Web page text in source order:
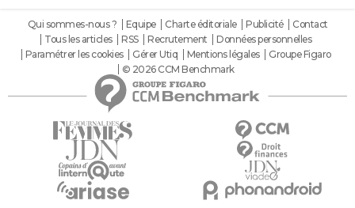
Qui sommes-nous ? Equipe Charte éditoriale Publicité
Contact
Tous les articles
RSS Recrutement
Données personnelles
Paramétrer les cookies
Gérer Utiq Mentions légales
Groupe Figaro
© 2026 CCM Benchmark